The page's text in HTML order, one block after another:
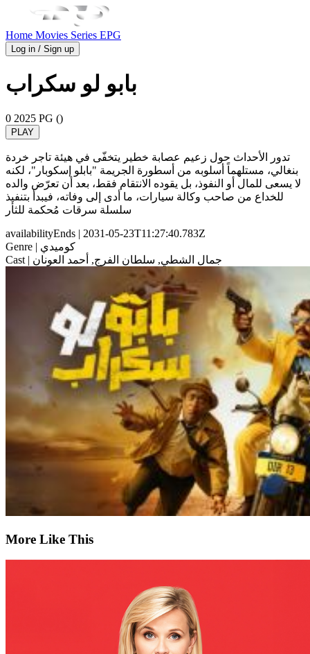
Home Movies Series EPG
Log in / Sign up
بابو لو سكراب
0 2025 PG ()
PLAY
تدور الأحداث حول زعيم عصابة خطير يتخفّى في هيئة تاجر خردة
بنغالي، مستلهماً أسلوبه من أسطورة الجريمة "بابلو إسكوبار"، لكنه
لا يسعى للمال أو النفوذ، بل يقوده الانتقام فقط، بعد أن تعرّض والده
للخداع من صاحب وكالة سيارات، ما أدى إلى وفاته، فيبدأ بتنفيذ
سلسلة سرقات مُحكمة للثأر
availabilityEnds | 2031-05-23T11:27:40.783Z
Genre
| كوميدي
Cast
| جمال الشطي, سلطان الفرج, أحمد العونان
More Like This